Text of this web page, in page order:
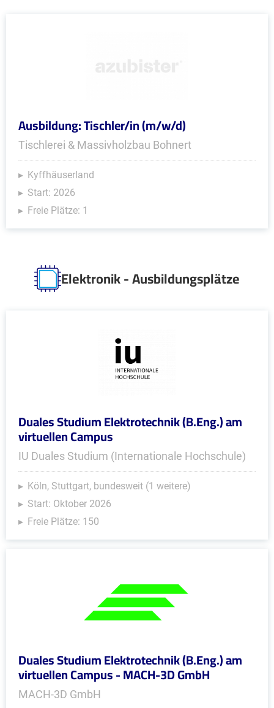
Ausbildung: Tischler/in (m/w/d)
Tischlerei & Massivholzbau Bohnert
Kyffhäuserland
Start: 2026
Freie Plätze: 1
Elektronik - Ausbildungsplätze
Duales Studium Elektrotechnik (B.Eng.) am
virtuellen Campus
IU Duales Studium (Internationale Hochschule)
Köln, Stuttgart, bundesweit (1 weitere)
Start: Oktober 2026
Freie Plätze: 150
Duales Studium Elektrotechnik (B.Eng.) am
virtuellen Campus - MACH-3D GmbH
MACH-3D GmbH